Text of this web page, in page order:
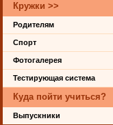
Кружки >>
Родителям
Спорт
Фотогалерея
Тестирующая система
Куда пойти учиться?
Выпускники